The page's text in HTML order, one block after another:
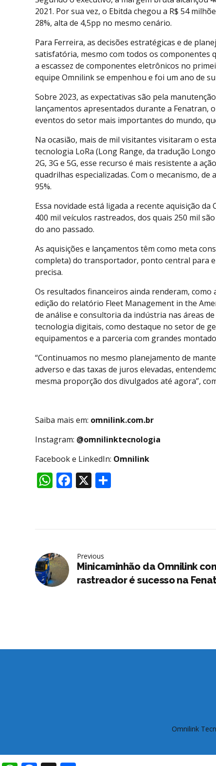
2021. Por sua vez, o Ebitda chegou a R$ 54
28%, alta de 4,5pp no mesmo cenário.
Para Ferreira, as decisões estratégicas e de
satisfatória, mesmo com todos os componentes
a escassez de componentes eletrônicos no
equipe Omnilink se empenhou e foi um ano de
Sobre 2023, as expectativas são pela
lançamentos apresentados durante a Fenatran,
eventos do setor mais importantes do mundo,
Na ocasião, mais de mil visitantes visitaram o
tecnologia LoRa (Long Range, da tradução
2G, 3G e 5G, esse recurso é mais resistente a
quadrilhas especializadas. Com o mecanismo, de
95%.
Essa novidade está ligada a recente aquisição
400 mil veículos rastreados, dos quais 250 mil
do ano passado.
As aquisições e lançamentos têm como meta
completa) do transportador, ponto central para
precisa.
Os resultados financeiros ainda renderam,
edição do relatório Fleet Management in the
de análise e consultoria da indústria nas áreas
tecnologia digitais, como destaque no setor de
equipamentos e a parceria com grandes
“Continuamos no mesmo planejamento de
adverso e das taxas de juros elevadas,
mesma proporção dos divulgados até agora”,
Saiba mais em: omnilink.com.br
Instagram: @omnilinktecnologia
Facebook e LinkedIn: Omnilink
WhatsApp
Facebook
X
Previous
Minicaminhão da Omnilink
rastreador é sucesso na
Omnilink